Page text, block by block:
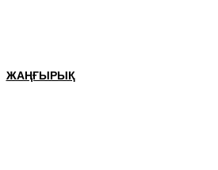
ЖАҢҒЫРЫҚ